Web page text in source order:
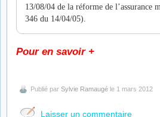
13/08/04 de la réforme de l’assurance
346 du 14/04/05).
Pour en savoir +
Publié par Sylvie Ramaugé le 1 mars 2012
Laisser un commentaire